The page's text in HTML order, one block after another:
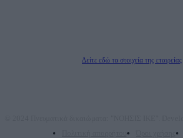
Δείτε εδώ τα στοιχεία της εταιρείας